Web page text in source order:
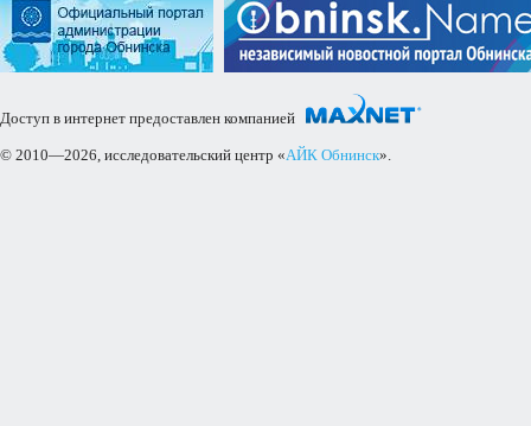
Доступ в интернет предоставлен компанией
© 2010—2026, исследовательский центр «АЙК Обнинск».